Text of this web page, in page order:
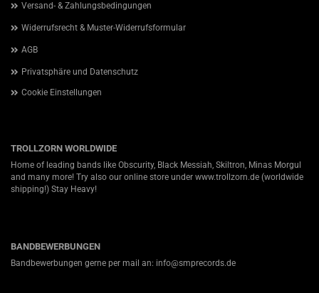
Versand- & Zahlungsbedingungen
Widerrufsrecht & Muster-Widerrufsformular
AGB
Privatsphäre und Datenschutz
Cookie Einstellungen
TROLLZORN WORLDWIDE
Home of leading bands like Obscurity, Black Messiah, Skiltron, Minas Morgul
and many more! Try also our online store under www.trollzorn.de (worldwide
shipping!) Stay Heavy!
BANDBEWERBUNGEN
Bandbewerbungen gerne per mail an: info@smprecords.de